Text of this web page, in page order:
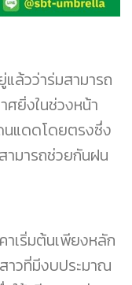
ล้วว่าร่มสามารถ
ศยิ่งในช่วงหน้า
แดดโดยตรงซึ่ง
ามารถช่วยกันฝน
าเริ่มต้นเพียงหลัก
าวที่มีงบประมาณ